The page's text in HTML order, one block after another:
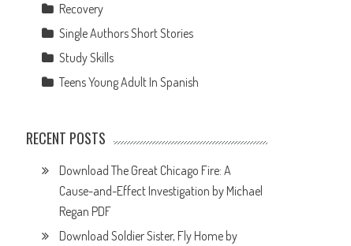
Recovery
Single Authors Short Stories
Study Skills
Teens Young Adult In Spanish
RECENT POSTS
Download The Great Chicago Fire: A
Cause-and-Effect Investigation by Michael
Regan PDF
Download Soldier Sister, Fly Home by